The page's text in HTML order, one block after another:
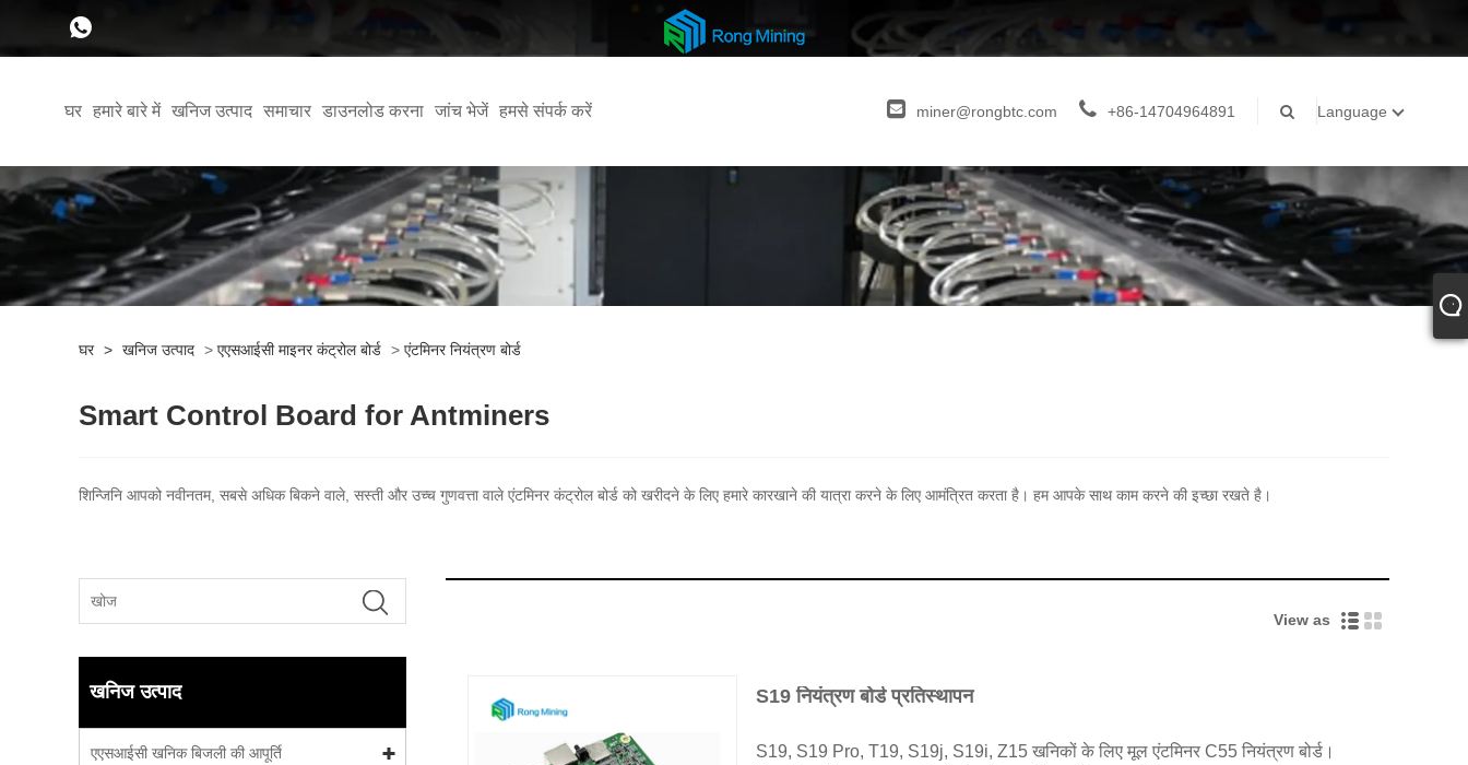
घर हमारे बारे में खनिज उत्पाद समाचार डाउनलोड करना जांच भेजें हमसे संपर्क करें miner@rongbtc.com +86-14704964891 Language
घर > खनिज उत्पाद > एएसआईसी माइनर कंट्रोल बोर्ड > एंटमिनर नियंत्रण बोर्ड
Smart Control Board for Antminers
शिन्जिनि आपको नवीनतम, सबसे अधिक बिकने वाले, सस्ती और उच्च गुणवत्ता वाले एंटमिनर कंट्रोल बोर्ड को खरीदने के लिए हमारे कारखाने की यात्रा करने के लिए आमंत्रित करता है। हम आपके साथ काम करने की इच्छा रखते है।
खनिज उत्पाद
एएसआईसी खनिक बिजली की आपूर्ति
View as
S19 नियंत्रण बोर्ड प्रतिस्थापन
S19, S19 Pro, T19, S19j, S19i, Z15 खनिकों के लिए मूल एंटमिनर C55 नियंत्रण बोर्ड।